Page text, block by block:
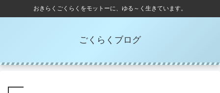
おきらくごくらくをモットーに、ゆる～く生きています。
ごくらくブログ